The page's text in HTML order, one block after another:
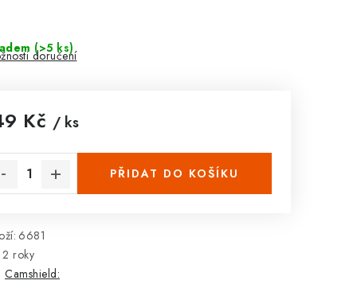
(>5 ks)
doručení
Kč / ks
PŘIDAT DO KOŠÍKU
6681
2 roky
Camshield: